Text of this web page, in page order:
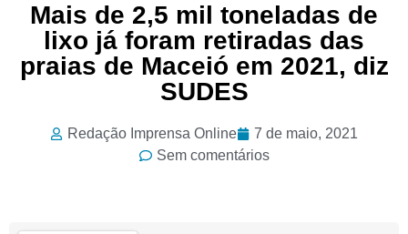
Mais de 2,5 mil toneladas de
lixo já foram retiradas das
praias de Maceió em 2021, diz
SUDES
Redação Imprensa Online
7 de maio, 2021
Sem comentários